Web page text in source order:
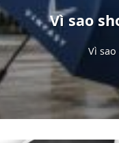
Vì sao
Vì